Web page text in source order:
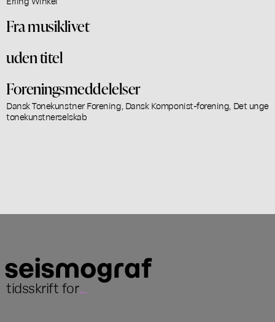
Fra musiklivet
uden titel
Foreningsmeddelelser
Dansk Tonekunstner Forening, Dansk Komponist-forening, Det unge
tonekunstnerselskab
tidsskrift for...